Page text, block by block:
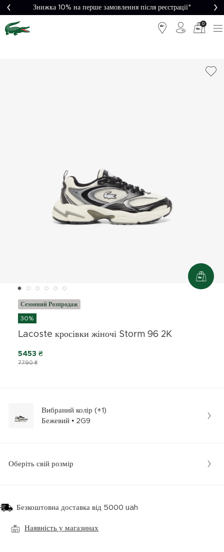
Знижка 10% на перше замовлення після реєстрації*
0
Сезонний Розпродаж
30%
Lacoste кросівки жіночі Storm 96 2K
7790 ₴
5453 ₴
Вибраний колір (+1)
Бежевий • 2G9
Оберіть свій розмір
Безкоштовна доставка від 5000 uah
Наявність у магазинах